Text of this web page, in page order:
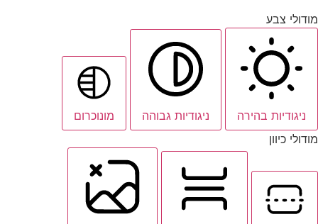
מודולי צבע
ניגודיות בהירה ניגודיות גבוהה
מונוכרום
מודולי כיוון